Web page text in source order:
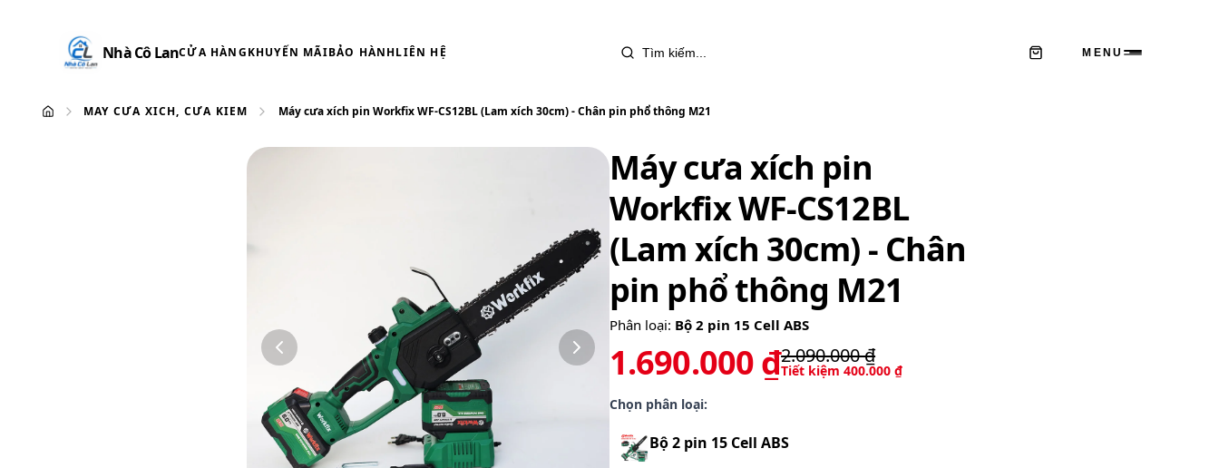
Nhà Cô LanCỬA HÀNGKHUYẾN MÃIBẢO HÀNHLIÊN HỆ MENU
MÁY CƯA XÍCH, CƯA KIẾM Máy cưa xích pin Workfix WF-CS12BL (Lam xích 30cm) - Chân pin phổ thông M21
Máy cưa xích pin
Workfix WF-CS12BL
(Lam xích 30cm) - Chân
pin phổ thông M21
Phân loại: Bộ 2 pin 15 Cell ABS
1.690.000 ₫2.090.000 ₫
Tiết kiệm400.000 ₫
Chọn phân loại:
Bộ 2 pin 15 Cell ABS